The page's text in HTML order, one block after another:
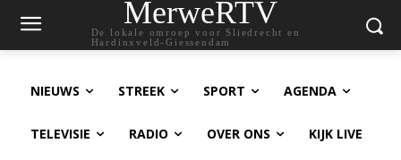
MerweRTV
De lokale omroep voor Sliedrecht en
Hardinxveld-Giessendam
NIEUWS STREEK SPORT AGENDA
TELEVISIE RADIO OVER ONS KIJK LIVE